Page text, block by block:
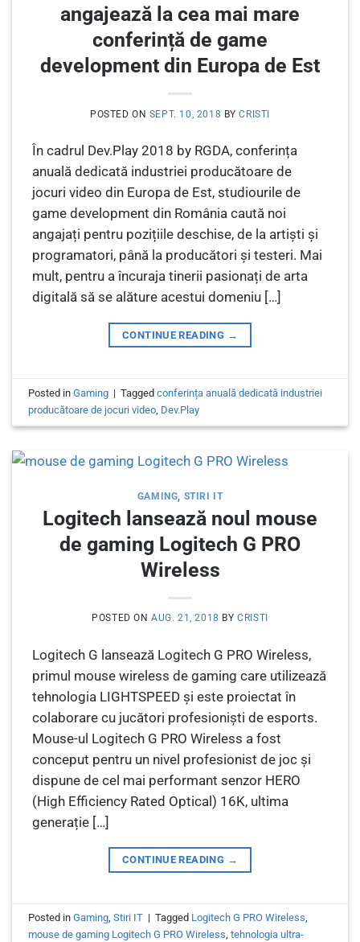
angajează la cea mai mare
conferință de game
development din Europa de Est
POSTED ON SEPT. 10, 2018 BYCRISTI
În cadrul Dev.Play 2018 by RGDA, conferința
anuală dedicată industriei producătoare de
jocuri video din Europa de Est, studiourile de
game development din România caută noi
angajați pentru pozițiile deschise, de la artiști și
programatori, până la producători și testeri. Mai
mult, pentru a încuraja tinerii pasionați de arta
digitală să se alăture acestui domeniu […]
CONTINUE READING →
Posted inGaming | Taggedconferința anuală dedicată industriei
producătoare de jocuri video Dev.Play
GAMING, STIRI IT
Logitech lansează noul mouse
de gaming Logitech G PRO
Wireless
POSTED ONAUG. 21, 2018 BYCRISTI
Logitech G lansează Logitech G PRO Wireless,
primul mouse wireless de gaming care utilizează
tehnologia LIGHTSPEED și este proiectat în
colaborare cu jucători profesioniști de esports.
Mouse-ul Logitech G PRO Wireless a fost
conceput pentru un nivel profesionist de joc și
dispune de cel mai performant senzor HERO
(High Efficiency Rated Optical) 16K, ultima
generație […]
CONTINUE READING →
Posted inGaming,Stiri IT | Tagged Logitech G PRO Wireless,
mouse de gaming Logitech G PRO Wireless,tehnologia ultra-